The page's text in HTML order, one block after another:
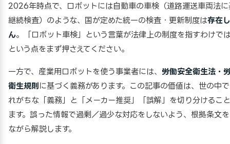
2026年時点で、ロボットには自動車の車検（道路運送車両法に
継続検査）のような、国が定めた統一の検査・更新制度は存在
ん。「ロボット車検」という言葉が法律上の制度を指すわけで
という点をまず押さえてください。
一方で、産業用ロボットを使う事業者には、 労働安全衛生法・
衛生規則 に基づく義務があります。この記事の価値は、世の中
れがちな「義務」と「メーカー推奨」「誤解」を切り分けるこ
ます。誤った情報で過剰／過少な対応をしないよう、根拠条文
ながら解説します。